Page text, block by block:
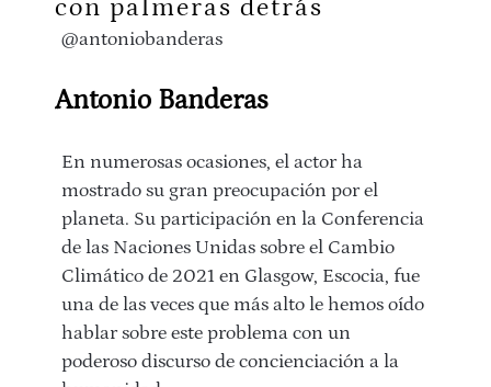
@antoniobanderas
Antonio Banderas
En numerosas ocasiones, el actor ha
mostrado su gran preocupación por el
planeta. Su participación en la Conferencia
de las Naciones Unidas sobre el Cambio
Climático de 2021 en Glasgow, Escocia, fue
una de las veces que más alto le hemos oído
hablar sobre este problema con un
poderoso discurso de concienciación a la